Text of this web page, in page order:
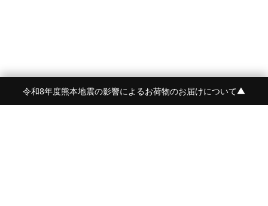
令和8年度熊本地震の影響によるお荷物のお届けについて▼